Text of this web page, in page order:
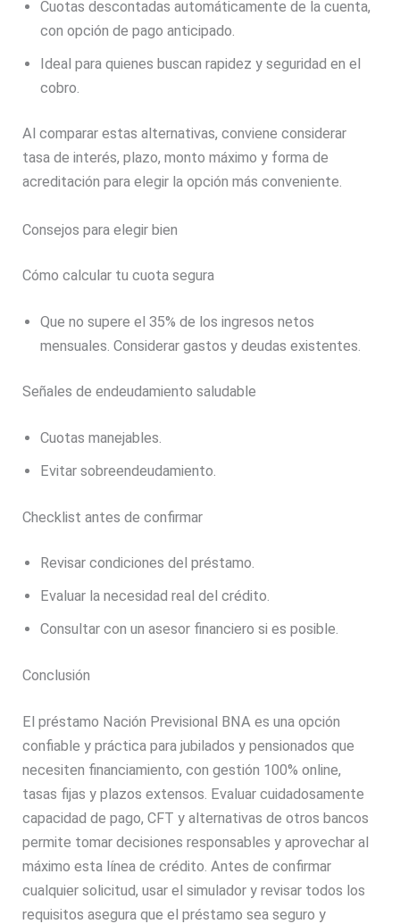
Cuotas descontadas automáticamente de la cuenta,
con opción de pago anticipado.
Ideal para quienes buscan rapidez y seguridad en el
cobro.
Al comparar estas alternativas, conviene considerar
tasa de interés, plazo, monto máximo y forma de
acreditación para elegir la opción más conveniente.
Consejos para elegir bien
Cómo calcular tu cuota segura
Que no supere el 35% de los ingresos netos
mensuales. Considerar gastos y deudas existentes.
Señales de endeudamiento saludable
Cuotas manejables.
Evitar sobreendeudamiento.
Checklist antes de confirmar
Revisar condiciones del préstamo.
Evaluar la necesidad real del crédito.
Consultar con un asesor financiero si es posible.
Conclusión
El préstamo Nación Previsional BNA es una opción
confiable y práctica para jubilados y pensionados que
necesiten financiamiento, con gestión 100% online,
tasas fijas y plazos extensos. Evaluar cuidadosamente
capacidad de pago, CFT y alternativas de otros bancos
permite tomar decisiones responsables y aprovechar al
máximo esta línea de crédito. Antes de confirmar
cualquier solicitud, usar el simulador y revisar todos los
requisitos asegura que el préstamo sea seguro y